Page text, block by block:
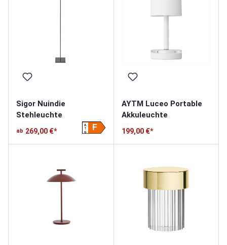
Sigor Nuindie
Stehleuchte
ab 269,00 €* F
A
G
AYTM Luceo Portable
Akkuleuchte
199,00 €*